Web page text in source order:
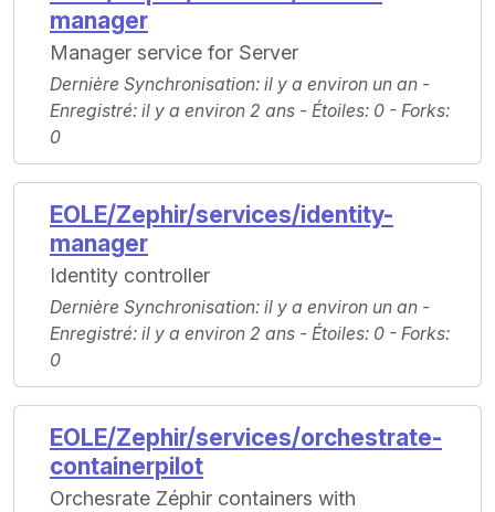
manager
Manager service for Server
Dernière Synchronisation: il y a environ un an -
Enregistré: il y a environ 2 ans - Étoiles: 0 - Forks:
0
EOLE/Zephir/services/identity-
manager
Identity controller
Dernière Synchronisation: il y a environ un an -
Enregistré: il y a environ 2 ans - Étoiles: 0 - Forks:
0
EOLE/Zephir/services/orchestrate-
containerpilot
Orchesrate Zéphir containers with